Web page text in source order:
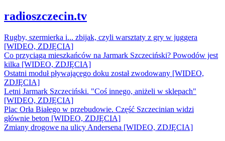
radioszczecin.tv
Rugby, szermierka i... zbijak, czyli warsztaty z gry w juggera
[WIDEO, ZDJĘCIA]
Co przyciąga mieszkańców na Jarmark Szczeciński? Powodów jest
kilka [WIDEO, ZDJĘCIA]
Ostatni moduł pływającego doku został zwodowany [WIDEO,
ZDJĘCIA]
Letni Jarmark Szczeciński. "Coś innego, aniżeli w sklepach"
[WIDEO, ZDJĘCIA]
Plac Orła Białego w przebudowie. Część Szczecinian widzi
głównie beton [WIDEO, ZDJĘCIA]
Zmiany drogowe na ulicy Andersena [WIDEO, ZDJĘCIA]